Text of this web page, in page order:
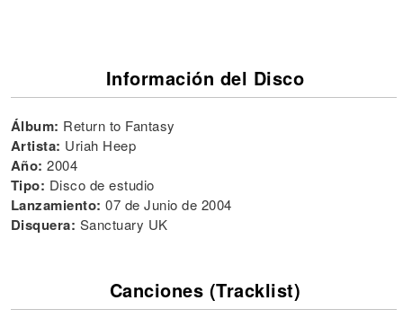
Información del Disco
Álbum: Return to Fantasy
Artista: Uriah Heep
Año: 2004
Tipo: Disco de estudio
Lanzamiento: 07 de Junio de 2004
Disquera: Sanctuary UK
Canciones (Tracklist)